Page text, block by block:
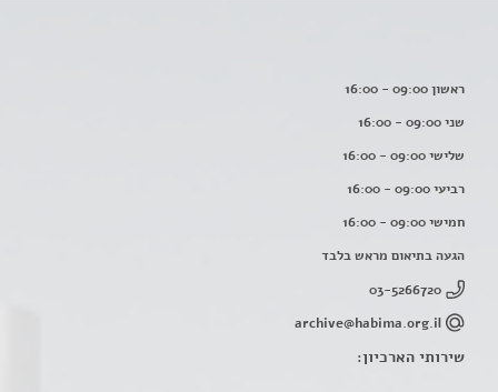
ראשון 09:00 - 16:00
שני 09:00 - 16:00
שלישי 09:00 - 16:00
רביעי 09:00 - 16:00
חמישי 09:00 - 16:00
הגעה בתיאום מראש בלבד
03-5266720
archive@habima.org.il
שירותי הארכיון: